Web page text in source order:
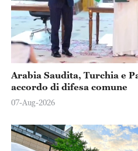
Arabia Saudita, Turchia e
accordo di difesa comune
07-Aug-2026